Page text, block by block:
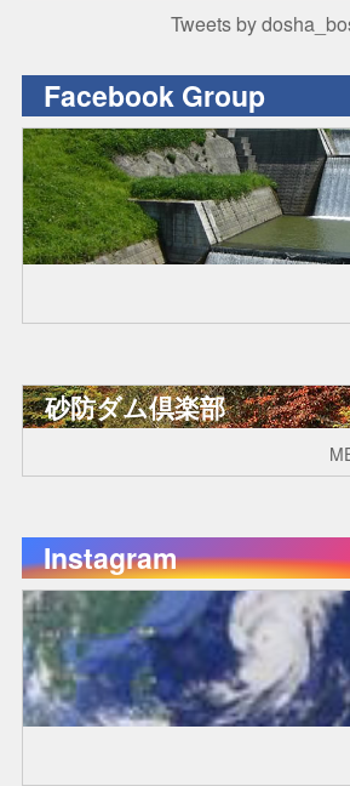
Tweets by
Facebook Group
砂防ダム倶楽部
Instagram